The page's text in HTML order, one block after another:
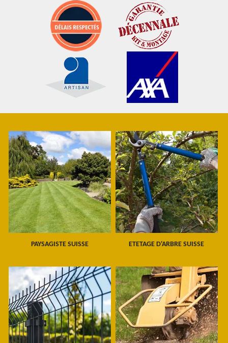
PAYSAGISTE SUISSE ETETAGE D'ARBRE SUISSE